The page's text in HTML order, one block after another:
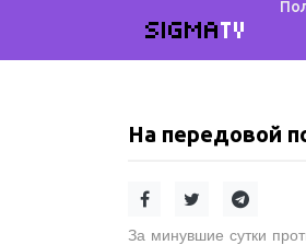
SIGMATV
На передовой
За минувшие сутки